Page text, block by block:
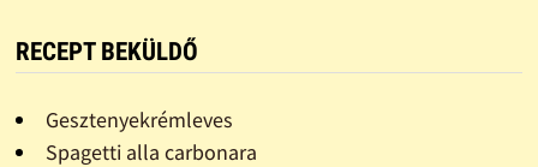
RECEPT BEKÜLDŐ
Gesztenyekrémleves
Spagetti alla carbonara